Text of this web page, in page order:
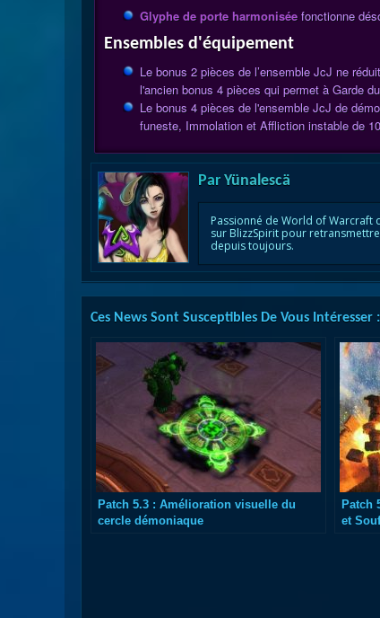
Glyphe de porte harmoniséefonctionne
Ensembles d'équipement
Le bonus 2 pièces de l’ensemble JcJ ne
l'ancien bonus 4 pièces qui permet à Garde
Le bonus 4 pièces de l'ensemble JcJ de
funeste, Immolation et Affliction instable de
Par Yünalescä
Passionné de World of Warcraft
sur BlizzSpirit pour
depuis toujours.
Ces News Sont Susceptibles De Vous Intéresser :
Patch 5.3 : Amélioration visuelle du
cercle démoniaque
Patch
et